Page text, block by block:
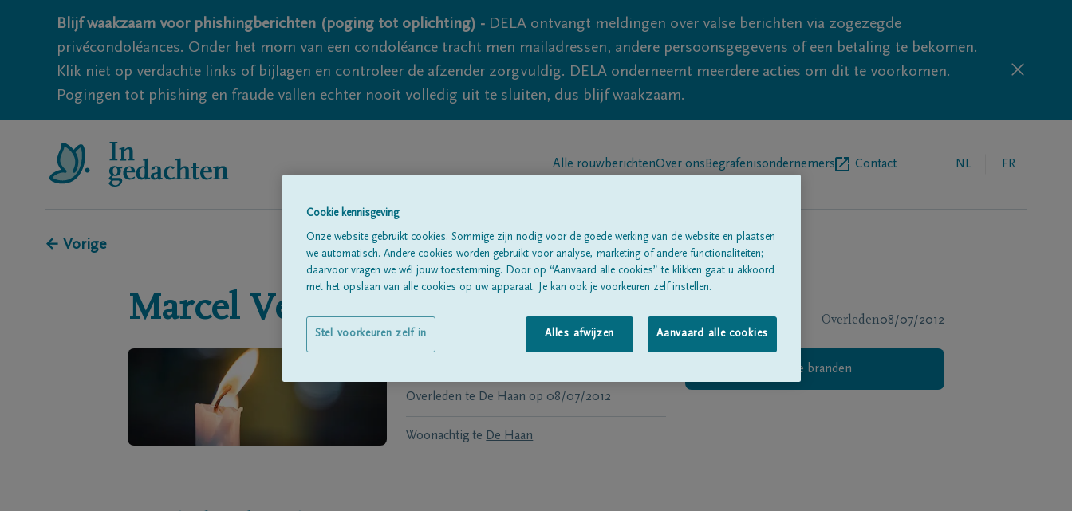
Blijf waakzaam voor phishingberichten (poging tot oplichting) - DELA ontvangt meldingen over valse berichten via zogezegde
privécondoléances. Onder het mom van een condoléance tracht men mailadressen, andere persoonsgegevens of een betaling te bekomen.
Klik niet op verdachte links of bijlagen en controleer de afzender zorgvuldig. DELA onderneemt meerdere acties om dit te voorkomen.
Pogingen tot phishing en fraude vallen echter nooit volledig uit te sluiten, dus blijf waakzaam.
Alle rouwberichtenOver ons Begrafenisondernemers Contact NL FR
← Vorige
Marcel Vernieuwe Overleden08/07/2012
Overleden te De Haan op 08/07/2012
Woonachtig te De Haan
Digitaal kaarsje branden
Cookie kennisgeving
Onze website gebruikt cookies. Sommige zijn nodig voor de goede werking van de website en plaatsen
we automatisch. Andere cookies worden gebruikt voor analyse, marketing of andere functionaliteiten;
daarvoor vragen we wél jouw toestemming. Door op “Aanvaard alle cookies” te klikken gaat u akkoord
met het opslaan van alle cookies op uw apparaat. Je kan ook je voorkeuren zelf instellen.
Alles afwijzen Aanvaard alle cookies
Stel voorkeuren zelf in